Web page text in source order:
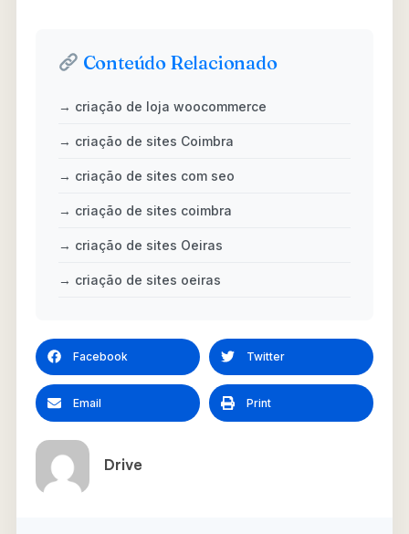
Conteúdo Relacionado
→ criação de loja woocommerce
→ criação de sites Coimbra
→ criação de sites com seo
→ criação de sites coimbra
→ criação de sites Oeiras
→ criação de sites oeiras
Facebook Twitter
Email Print
Drive